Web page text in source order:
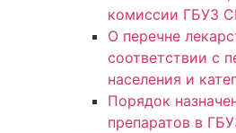
комиссии ГБУЗ
О перечне
соответствии с
населения и
Порядок
препаратов в